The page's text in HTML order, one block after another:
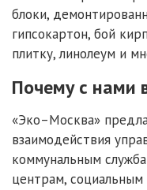
блоки,
гипсокартон, бой
плитку, линолеум и
Почему с нами
«Эко–Москва»
взаимодействия
коммунальным
центрам,